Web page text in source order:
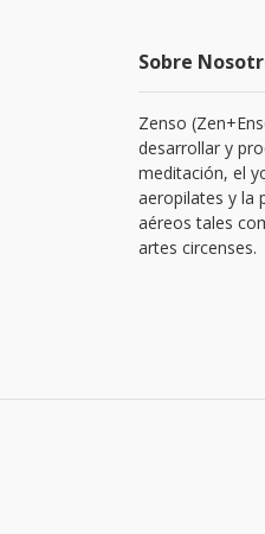
Sobre
Zenso
desarrollar y
meditación, el
aeropilates y la
aéreos tales
artes circenses.